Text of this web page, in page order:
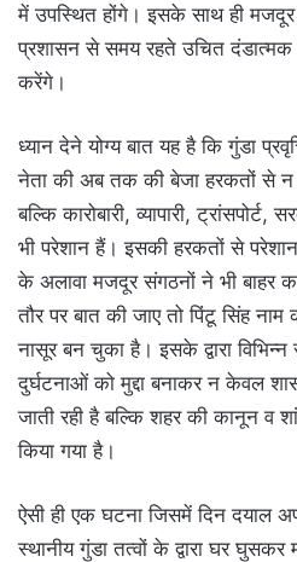
में उपस्थित होंगे। इसके साथ ही
प्रशासन से समय रहते उचित दंडात्मक
करेंगे।
ध्यान देने योग्य बात यह है कि गुंडा
नेता की अब तक की बेजा हरकतों से न
बल्कि कारोबारी, व्यापारी,
भी परेशान हैं। इसकी हरकतों से परेशान
के अलावा मजदूर संगठनों ने भी बाहर
तौर पर बात की जाए तो पिंटू सिंह
नासूर बन चुका है। इसके द्वारा
दुर्घटनाओं को मुद्दा बनाकर न केवल
जाती रही है बल्कि शहर की कानून व
किया गया है।
ऐसी ही एक घटना जिसमें दिन दयाल
स्थानीय गुंडा तत्वों के द्वारा घर